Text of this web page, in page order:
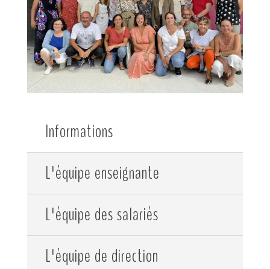
Informations
L'équipe enseignante
L'équipe des salariés
L'équipe de direction